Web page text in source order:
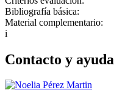
Bibliografía básica:
Material complementario:
i
Contacto y ayuda